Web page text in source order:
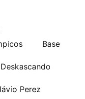
Base
Deskascando
Perez